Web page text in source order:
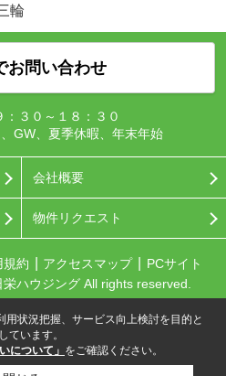
輪
お問い合わせ
：３０～１８：３０
GW、夏季休暇、年末年始
会社概要
物件リクエスト
規約 アクセスマップ
PCサイト
ハウジング All rights reserved.
状況把握、サービス向上検討を目的と
ています。
について」 をご確認ください。